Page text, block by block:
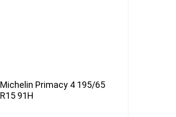
Michelin Primacy 4 195/65
R15 91H